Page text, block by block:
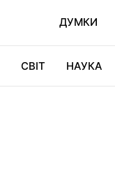
ДУМКИ
СВІТ НАУКА